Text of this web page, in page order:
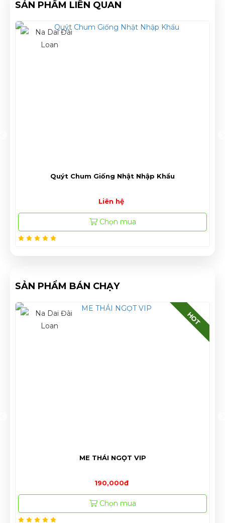
SẢN PHẨM LIÊN QUAN
ME THÁI NGỌT VIP
190,000đ
Chọn mua
SẢN PHẨM BÁN CHẠY